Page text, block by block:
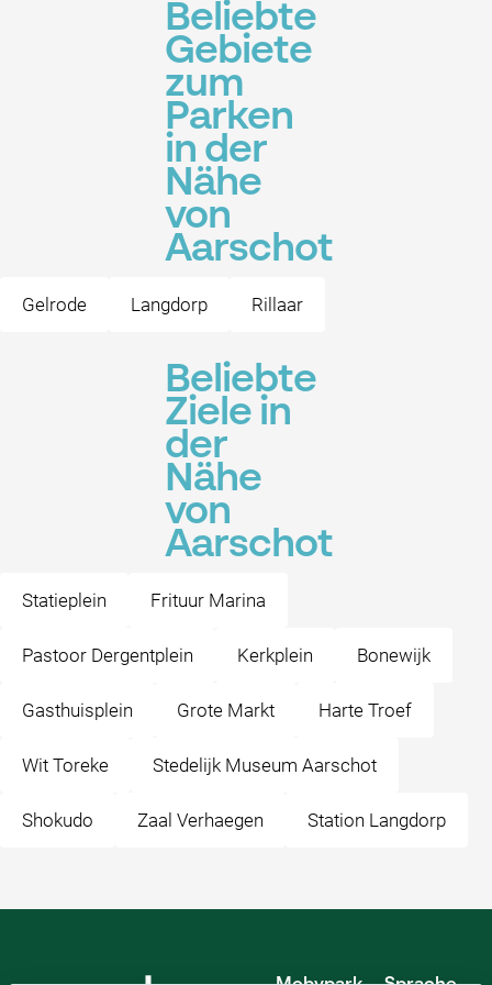
Beliebte
Gebiete
zum
Parken
in der
Nähe
von
Aarschot
Gelrode Langdorp Rillaar
Beliebte
Ziele in
der
Nähe
von
Aarschot
Statieplein Frituur Marina
Pastoor Dergentplein Kerkplein Bonewijk
Gasthuisplein Grote Markt Harte Troef
Wit Toreke Stedelijk Museum Aarschot
Shokudo Zaal Verhaegen Station Langdorp